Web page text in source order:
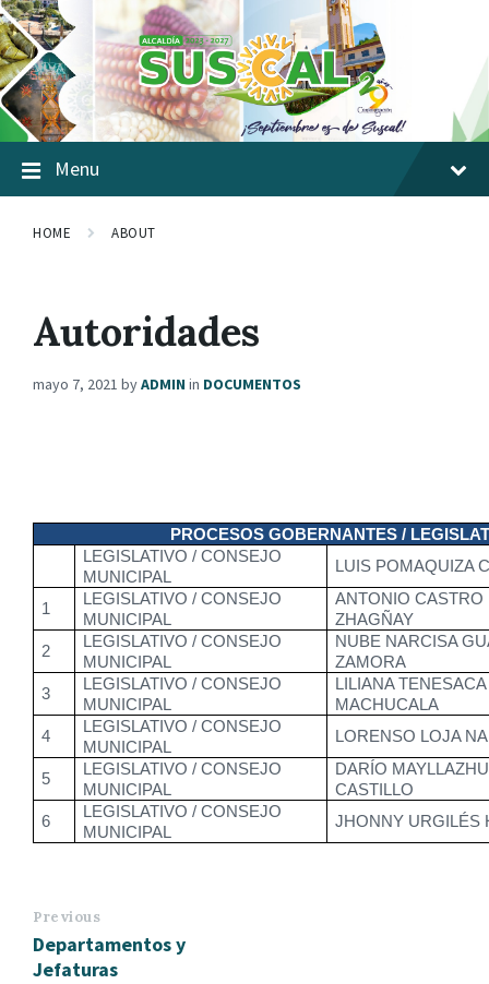
Skip
to
content
Skip
to
main
navigation
Skip
to
footer
Menu
HOME ABOUT
Autoridades
mayo 7, 2021 byADMIN in DOCUMENTOS
PROCESOS GOBERNANTES /
LEGISLATIVO / CONSEJO
MUNICIPAL
LUIS POMAQUIZA
1
LEGISLATIVO / CONSEJO
MUNICIPAL
ANTONIO CASTRO
ZHAGÑAY
2
LEGISLATIVO / CONSEJO
MUNICIPAL
NUBE NARCISA
ZAMORA
3
LEGISLATIVO / CONSEJO
MUNICIPAL
LILIANA TENESACA
MACHUCALA
4
LEGISLATIVO / CONSEJO
MUNICIPAL
LORENSO LOJA
5
LEGISLATIVO / CONSEJO
MUNICIPAL
DARÍO
CASTILLO
6
LEGISLATIVO / CONSEJO
MUNICIPAL
JHONNY URGILÉS
Previous
Departamentos y
Jefaturas